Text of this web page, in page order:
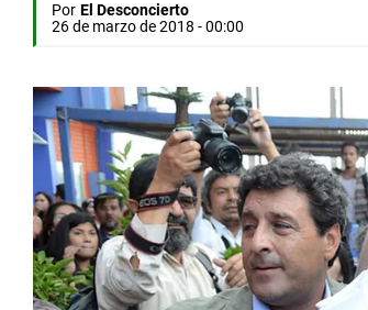
Por El Desconcierto
26 de marzo de 2018 - 00:00